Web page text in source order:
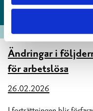
ARBETSKRAFTSSERVICE
Ändringar i
för arbetslösa
26.02.2026